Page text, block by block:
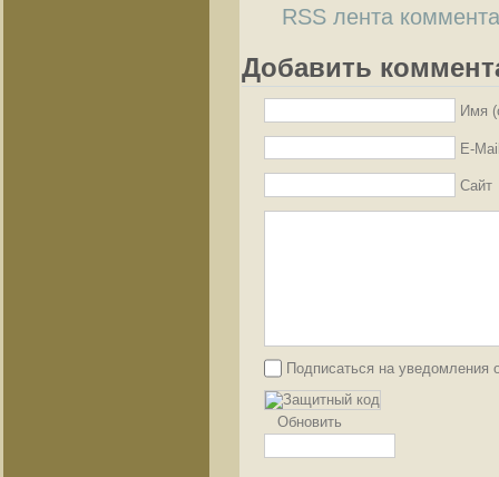
RSS лента
Добавить
Имя
E-
Сайт
Подписаться на уведомления
Обновить